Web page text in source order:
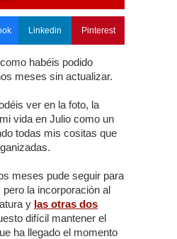
Linkedin Pinterest
habéis podido
meses sin actualizar.
ver en la foto, la
vida en Julio como un
todas mis cositas que
meses pude seguir para
la incorporación al
y las otras dos
difícil mantener el
ha llegado el momento